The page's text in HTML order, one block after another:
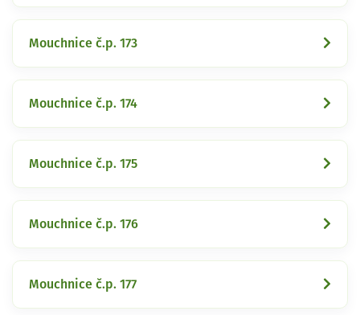
Mouchnice č.p. 173
Mouchnice č.p. 174
Mouchnice č.p. 175
Mouchnice č.p. 176
Mouchnice č.p. 177